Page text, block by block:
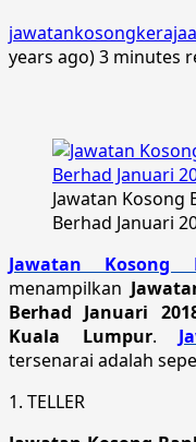
years ago)3 minutes
Jawatan Kosong
Berhad Januari
Jawatan Kosong
menampilkan
Berhad Januari
Kuala Lumpur.
tersenarai adalah
1. TELLER